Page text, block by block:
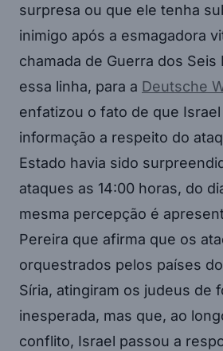
surpresa ou que ele tenha
inimigo após a esmagadora
chamada de Guerra dos Seis
essa linha, para a Deutsche
enfatizou o fato de que
informação a respeito do
Estado havia sido
ataques as 14:00 horas, do
mesma percepção é
Pereira que afirma que os
orquestrados pelos países
Síria, atingiram os judeus de
inesperada, mas que, ao
conflito, Israel passou a